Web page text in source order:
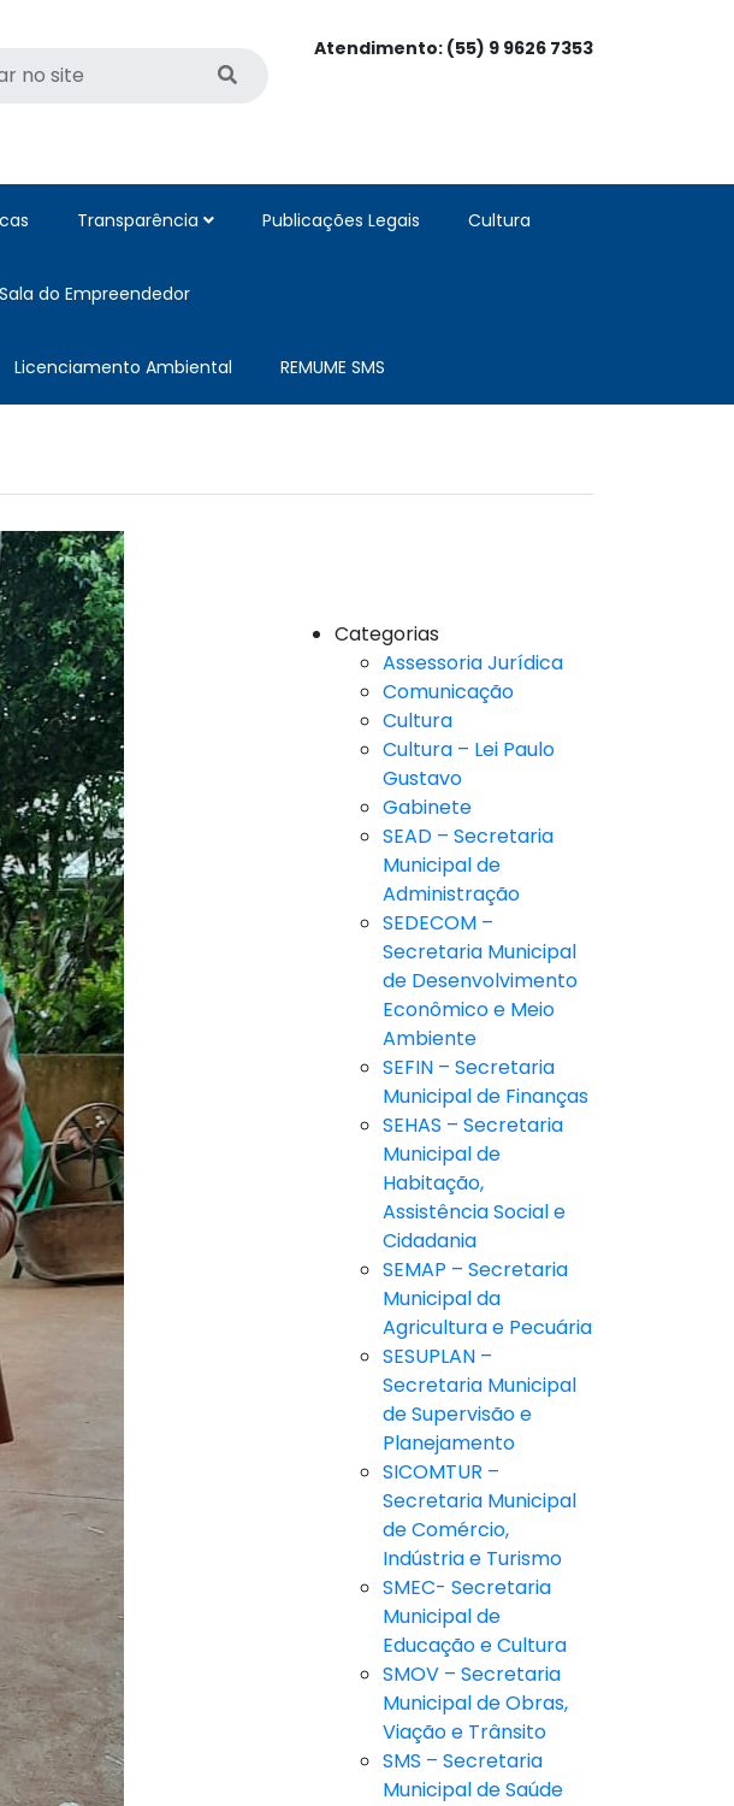
Atendimento: (55) 9 9626 7353
Transparência Publicações Legais Cultura
Sala do Empreendedor
Licenciamento Ambiental REMUME SMS
Categorias
Assessoria Jurídica
Comunicação
Cultura
Cultura – Lei Paulo
Gustavo
Gabinete
SEAD – Secretaria
Municipal de
Administração
SEDECOM –
Secretaria Municipal
de Desenvolvimento
Econômico e Meio
Ambiente
SEFIN – Secretaria
Municipal de Finanças
SEHAS – Secretaria
Municipal de
Habitação,
Assistência Social e
Cidadania
SEMAP – Secretaria
Municipal da
Agricultura e Pecuária
SESUPLAN –
Secretaria Municipal
de Supervisão e
Planejamento
SICOMTUR –
Secretaria Municipal
de Comércio,
Indústria e Turismo
SMEC- Secretaria
Municipal de
Educação e Cultura
SMOV – Secretaria
Municipal de Obras,
Viação e Trânsito
SMS – Secretaria
Municipal de Saúde